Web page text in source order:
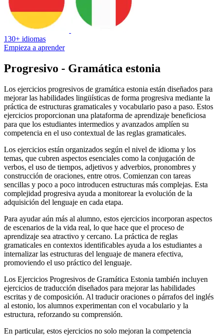
130+ idiomas
Empieza a aprender
Progresivo - Gramática estonia
Los ejercicios progresivos de gramática estonia están diseñados para
mejorar las habilidades lingüísticas de forma progresiva mediante la
práctica de estructuras gramaticales y vocabulario paso a paso. Estos
ejercicios proporcionan una plataforma de aprendizaje beneficiosa
para que los estudiantes intermedios y avanzados amplíen su
competencia en el uso contextual de las reglas gramaticales.
Los ejercicios están organizados según el nivel de idioma y los
temas, que cubren aspectos esenciales como la conjugación de
verbos, el uso de tiempos, adjetivos y adverbios, pronombres y
construcción de oraciones, entre otros. Comienzan con tareas
sencillas y poco a poco introducen estructuras más complejas. Esta
complejidad progresiva ayuda a monitorear la evolución de la
adquisición del lenguaje en cada etapa.
Para ayudar aún más al alumno, estos ejercicios incorporan aspectos
de escenarios de la vida real, lo que hace que el proceso de
aprendizaje sea atractivo y cercano. La práctica de reglas
gramaticales en contextos identificables ayuda a los estudiantes a
internalizar las estructuras del lenguaje de manera efectiva,
promoviendo el uso práctico del lenguaje.
Los Ejercicios Progresivos de Gramática Estonia también incluyen
ejercicios de traducción diseñados para mejorar las habilidades
escritas y de composición. Al traducir oraciones o párrafos del inglés
al estonio, los alumnos experimentan con el vocabulario y la
estructura, reforzando su comprensión.
En particular, estos ejercicios no solo mejoran la competencia